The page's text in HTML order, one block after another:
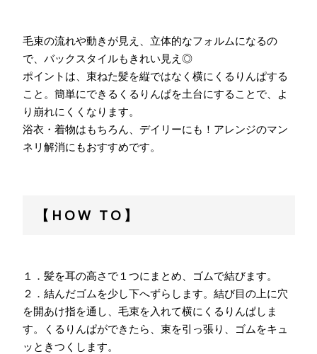
毛束の流れや動きが見え、立体的なフォルムになるの
で、バックスタイルもきれい見え◎
ポイントは、束ねた髪を縦ではなく横にくるりんぱする
こと。簡単にできるくるりんぱを土台にすることで、よ
り崩れにくくなります。
浴衣・着物はもちろん、デイリーにも！アレンジのマン
ネリ解消にもおすすめです。
【HOW TO】
１．髪を耳の高さで１つにまとめ、ゴムで結びます。
２．結んだゴムを少し下へずらします。結び目の上に穴
を開あけ指を通し、毛束を入れて横にくるりんぱしま
す。くるりんぱができたら、束を引っ張り、ゴムをキュ
ッときつくします。